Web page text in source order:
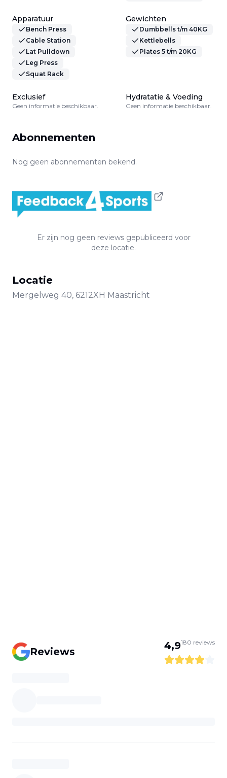
Apparatuur
Bench Press
Cable Station
Lat Pulldown
Leg Press
Squat Rack
Gewichten
Dumbbells t/m 40KG
Kettlebells
Plates 5 t/m 20KG
Exclusief
Geen informatie beschikbaar.
Hydratatie & Voeding
Geen informatie beschikbaar.
Abonnementen
Nog geen abonnementen bekend.
Er zijn nog geen reviews gepubliceerd voor
deze locatie.
Locatie
Mergelweg 40, 6212XH Maastricht
Reviews 4,9180 reviews